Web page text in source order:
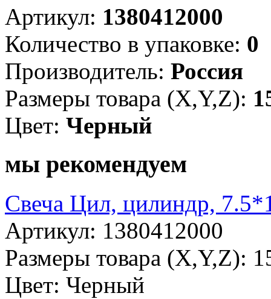
Артикул: 1380412000
Количество в упаковке: 0
Производитель: Россия
Размеры товара (X,Y,Z):
Цвет: Черный
мы рекомендуем
Свеча Цил, цилиндр,
Артикул: 1380412000
Размеры товара (X,Y,Z):
Цвет: Черный